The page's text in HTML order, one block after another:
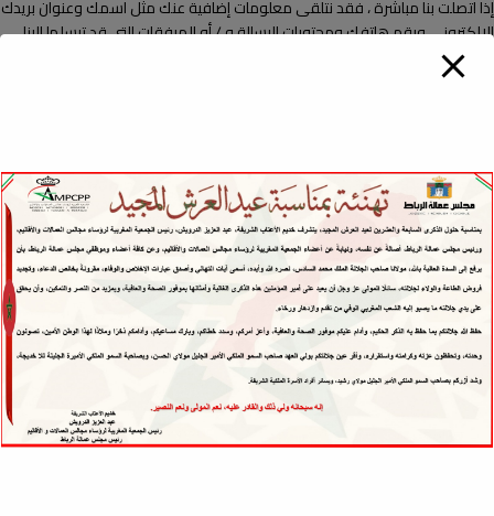
إذا اتصلت بنا مباشرة ، فقد نتلقى معلومات إضافية عنك مثل اسمك وعنوان بريدك
الإلكتروني ورقم هاتفك ومحتويات الرسالة و / أو المرفقات التي قد ترسلها إلينا
وأي معلومات أخرى قد تختار تقديمها.
كيف نستخدم معلوماتك
نستخدم المعلومات التي نجمعها بطرق مختلفة ، بما في ذلك:
توفير وتشغيل وصيانة موقعنا
تحسين وتخصيص وتوسيع موقعنا
فهم وتحليل كيفية استخدامك لموقعنا
تطوير منتجات وخدمات وميزات ووظائف جديدة
التواصل معك ، إما بشكل مباشر أو من خلال أحد شركائنا ، بما في ذلك لخدمة
العملاء ، لتزويدك بالتحديثات والمعلومات الأخرى المتعلقة بالموقع ولأغراض
تسويقية وترويجية
أرسل لك رسائل البريد الإلكتروني
البحث عن الاحتيال ومنعه